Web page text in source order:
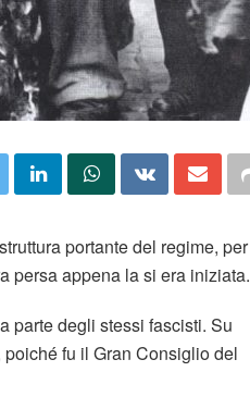
portante del regime, per
persa appena la si era iniziata.
parte degli stessi fascisti. Su
fu il Gran Consiglio del